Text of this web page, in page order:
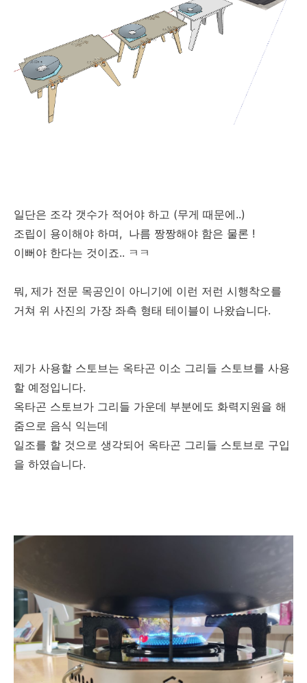
일단은 조각 갯수가 적어야 하고 (무게 때문에..)
조립이 용이해야 하며, 나름 짱짱해야 함은 물론 !
이뻐야 한다는 것이죠.. ㅋㅋ
뭐, 제가 전문 목공인이 아니기에 이런 저런 시행착오를
거쳐 위 사진의 가장 좌측 형태 테이블이 나왔습니다.
제가 사용할 스토브는 옥타곤 이소 그리들 스토브를 사용
할 예정입니다.
옥타곤 스토브가 그리들 가운데 부분에도 화력지원을 해
줌으로 음식 익는데
일조를 할 것으로 생각되어 옥타곤 그리들 스토브로 구입
을 하였습니다.